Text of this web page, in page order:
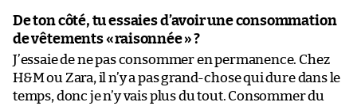
De ton côté, tu essaies d’avoir une consommation
de vêtements «raisonnée» ?
J’essaie de ne pas consommer en permanence. Chez
H&M ou Zara, il n’y a pas grand-chose qui dure dans le
temps, donc je n’y vais plus du tout. Consommer du